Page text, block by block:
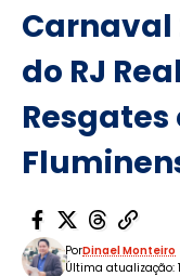
Carnaval
do RJ
Última atualização:
PorDinael Monteiro